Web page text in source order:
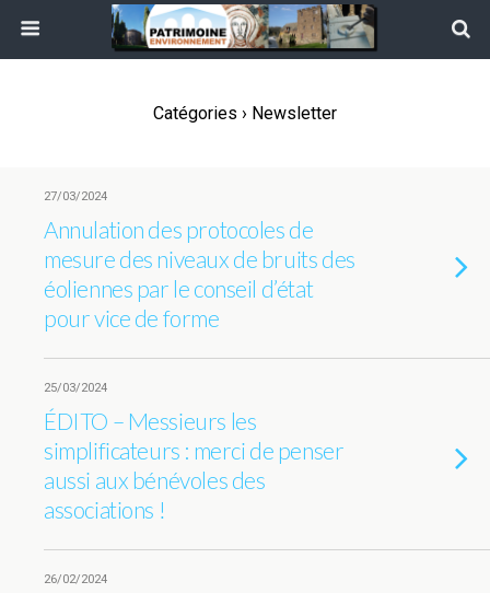
Catégories › Newsletter
27/03/2024
Annulation des protocoles de
mesure des niveaux de bruits des
éoliennes par le conseil d’état
pour vice de forme
25/03/2024
ÉDITO – Messieurs les
simplificateurs : merci de penser
aussi aux bénévoles des
associations !
26/02/2024